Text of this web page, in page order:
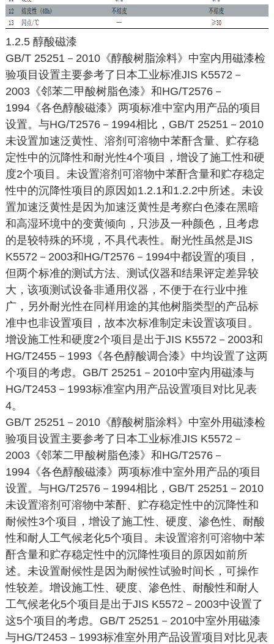
1.2.5 醇酸磁漆
GB/T 25251－2010《醇酸树脂涂料》中室内用磁漆检
验项目设置主要参考了日本工业标准JIS K5572－
2003《邻苯二甲酸树脂色漆》和HG/T2576－
1994《各色醇酸磁漆》两项标准中室内用产品的项目
设置。与HG/T2576－1994相比，GB/T 25251－2010
未设置加速泛黄性、溶剂可溶物中苯酐含量、贮存稳
定性中的沉降性和耐光性4个项目，增设了施工性和硬
度2个项目。未设置溶剂可溶物中苯酐含量和贮存稳定
性中的沉降性项目的原因如1.2.1和1.2.2中所述。未设
置加速泛黄性是因为加速泛黄性是考察白色漆在黑暗
和高湿环境中的变黄倾向，只涉及一种颜色，且考虑
的是较特殊的环境，不具代表性。耐光性虽然是JIS
K5572－2003和HG/T2576－1994中都设置的项目，
但两个标准的测试方法、测试仪器和结果评定差异较
大，该项测试设备非通用仪器，不便于在行业中推
广，另外耐光性在同样用途的其他树脂类型的产品标
准中也非设置项目，故本次标准制定未设置该项目。
增设施工性和硬度2个项目是出于JIS K5572－2003和
HG/T2455－1993《各色醇酸调合漆》中均设置了这两
个项目的考虑。GB/T 25251－2010中室内用磁漆与
HG/T2453－1993标准室内用产品设置项目对比见表
4。
GB/T 25251－2010《醇酸树脂涂料》中室外用磁漆检
验项目设置主要参考了日本工业标准JIS K5572－
2003《邻苯二甲酸树脂色漆》和HG/T2576－
1994《各色醇酸磁漆》两项标准中室外用产品的项目
设置。与HG/T2576－1994相比，GB/T 25251－2010
未设置溶剂可溶物中苯酐、贮存稳定性中的沉降性和
耐候性3个项目，增设了施工性、硬度、渗色性、耐酸
性和耐人工气候老化5个项目。未设置溶剂可溶物中苯
酐含量和贮存稳定性中的沉降性项目的原因如前所
述。未设置耐候性是因为耐候性试验时间长，可操作
性较差。增设施工性、硬度、渗色性、耐酸性和耐人
工气候老化5个项目是出于JIS K5572－2003中设置了
这5个项目的考虑。GB/T 25251－2010中室外用磁漆
与HG/T2453－1993标准室外用产品设置项目对比见表